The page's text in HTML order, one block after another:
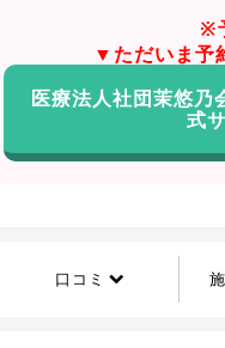
※
▼ただいま予
医療法人社団茉悠乃
式
口コミ